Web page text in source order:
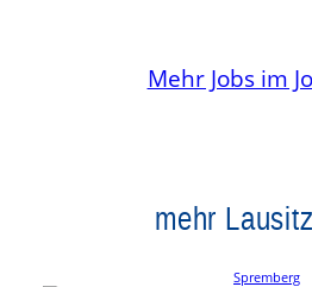
Mehr Jobs im
mehr
Spremberg